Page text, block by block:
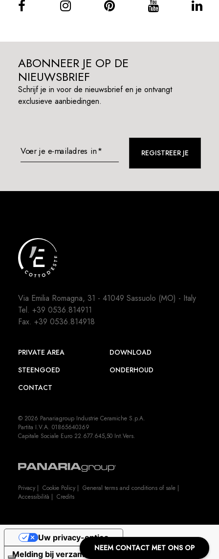
NEEM CONTACT MET ONS OP
ABONNEER JE OP DE
NIEUWSBRIEF
Schrijf je in voor de nieuwsbrief en je ontvangt
exclusieve aanbiedingen.
Voer je e-mailadres in* REGISTREER JE
Via Emilia Romagna, 31 - 41049 Sassuolo (MO) - Italy
Tel.+39 0536.814911
Fax. +39 0536.814918
PRIVATE AREA
DOWNLOAD
STEENGOED
ONDERHOUD
CONTACT
© 2026 Panariagroup Industrie Ceramiche S.p.A.
Partita I.V.A. 01865640369
Capitale Sociale Euro 22.677.645,50 Int.Vers.
Privacy |Cookie Policy |General terms and conditions of sale
Accessibilità |Credits
Melding bij verzameling
Uw privacy-opties